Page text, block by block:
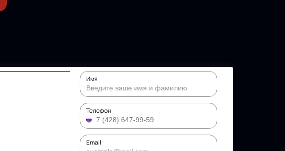
Имя
Телефон
Email